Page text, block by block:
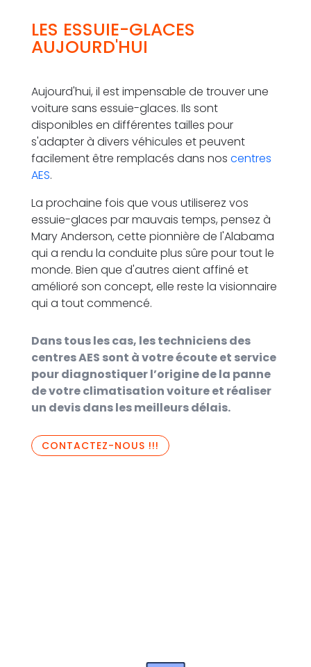
LES ESSUIE-GLACES
AUJOURD'HUI
Aujourd'hui, il est impensable de trouver une
voiture sans essuie-glaces. Ils sont
disponibles en différentes tailles pour
s'adapter à divers véhicules et peuvent
facilement être remplacés dans nos centres
AES.
La prochaine fois que vous utiliserez vos
essuie-glaces par mauvais temps, pensez à
Mary Anderson, cette pionnière de l'Alabama
qui a rendu la conduite plus sûre pour tout le
monde. Bien que d'autres aient affiné et
amélioré son concept, elle reste la visionnaire
qui a tout commencé.​
Dans tous les cas, les techniciens des
centres AES sont à votre écoute et service
pour diagnostiquer l’origine de la panne
de votre climatisation voiture et réaliser
un devis dans les meilleurs délais.
CONTACTEZ-NOUS !!!